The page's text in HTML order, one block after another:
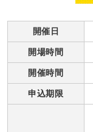
開催日
開場時間
開催時間
申込期限